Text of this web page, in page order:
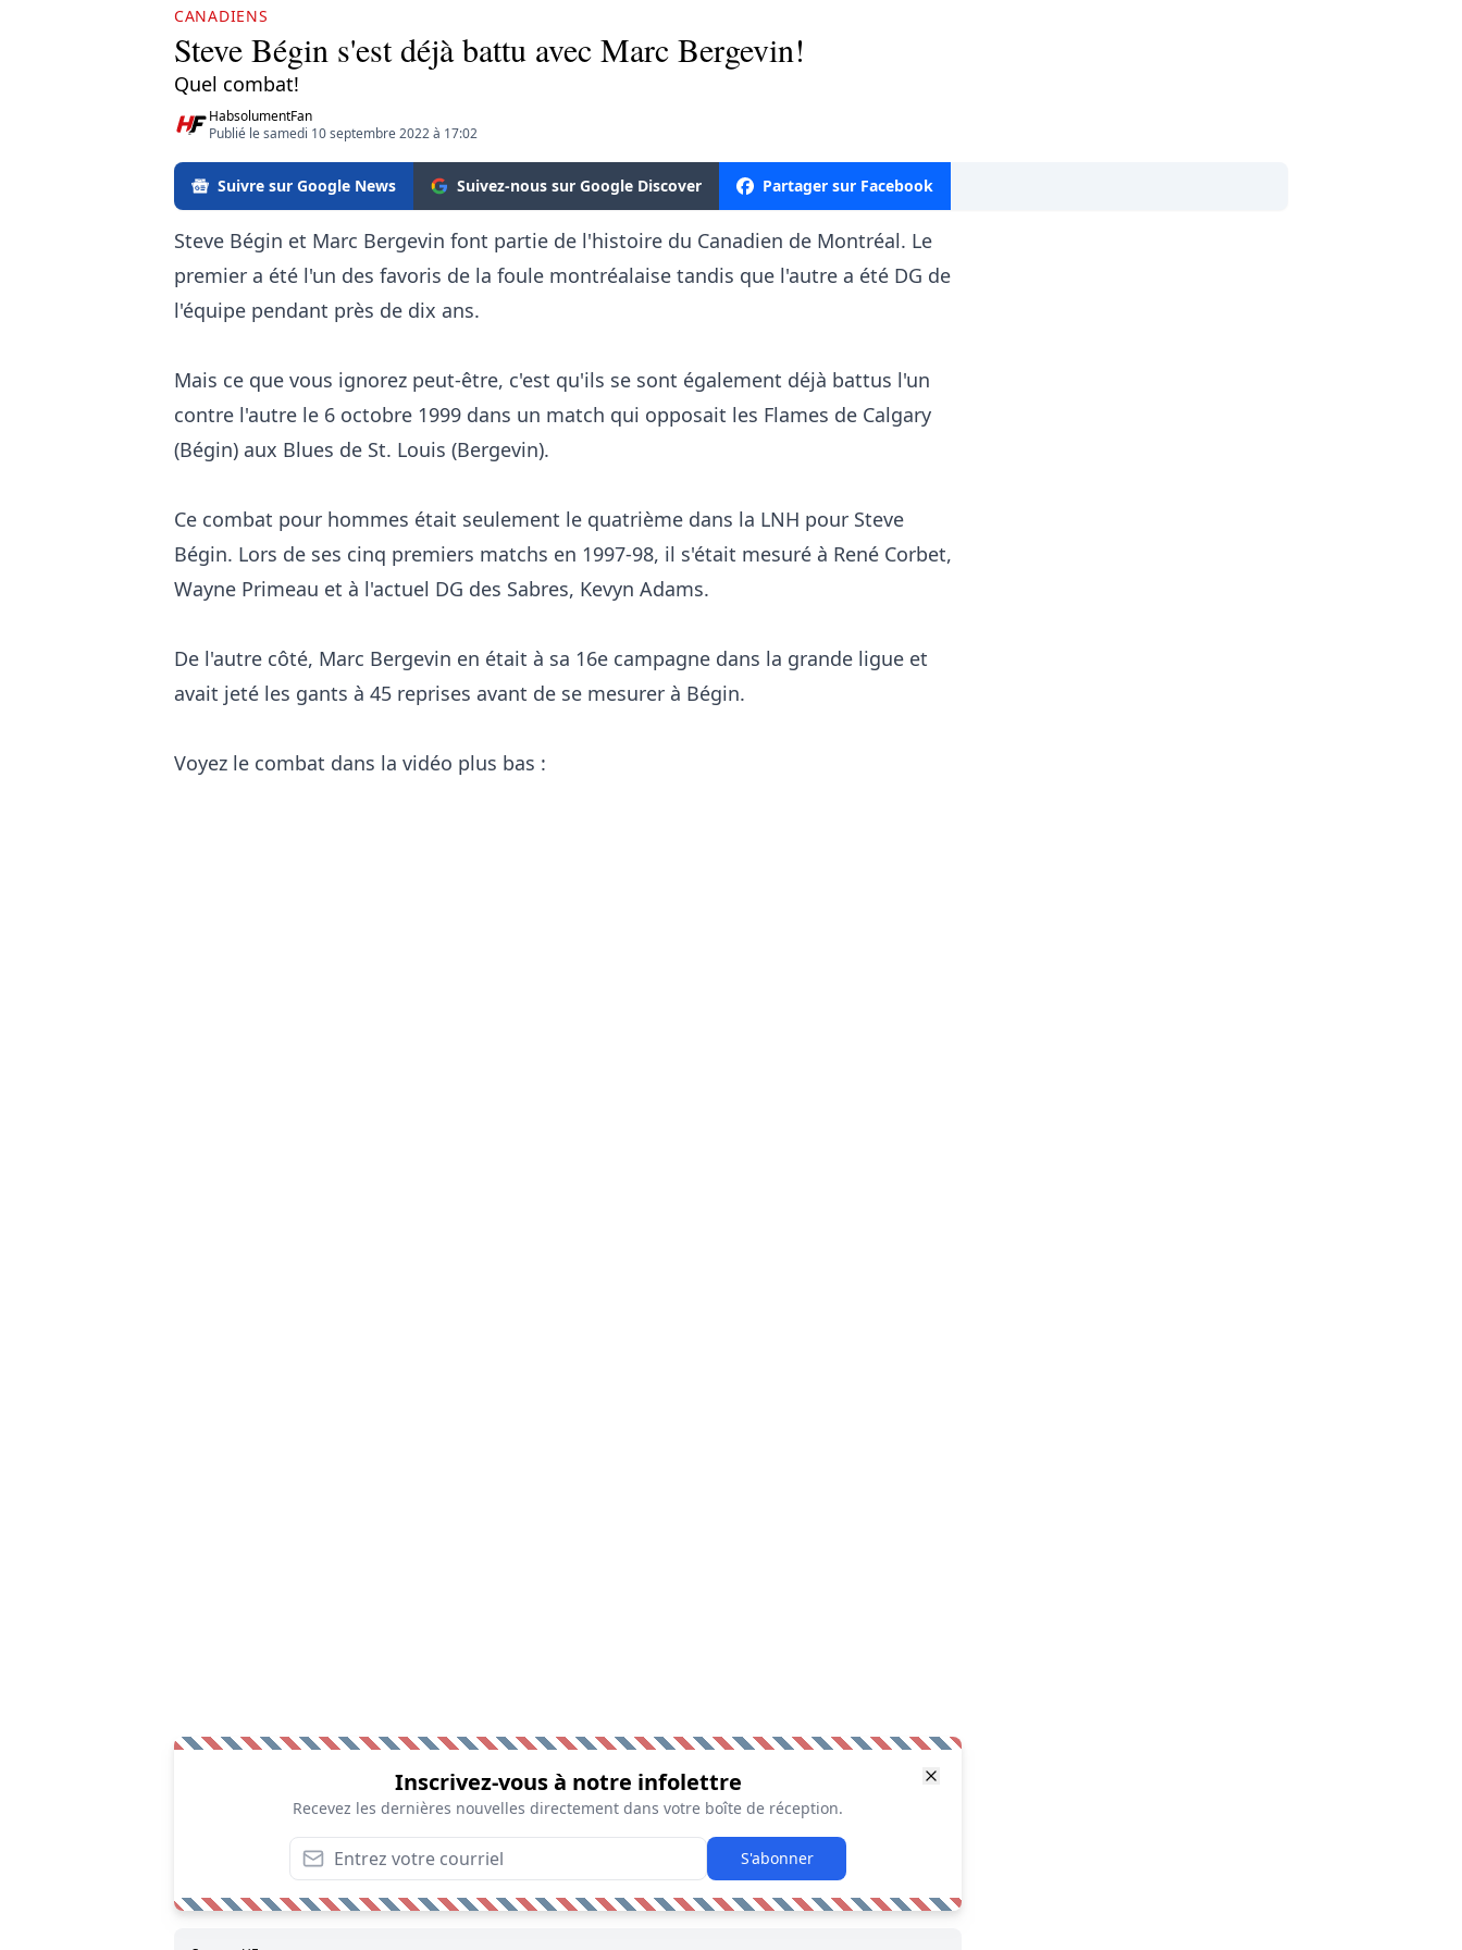
CANADIENS
Steve Bégin s'est déjà battu avec Marc Bergevin!
Quel combat!
HabsolumentFan
Publié le samedi 10 septembre 2022 à 17:02
Suivre sur Google News Suivez-nous sur Google Discover Partager sur Facebook
Steve Bégin et Marc Bergevin font partie de l'histoire du Canadien de Montréal. Le
premier a été l'un des favoris de la foule montréalaise tandis que l'autre a été DG de
l'équipe pendant près de dix ans.
Mais ce que vous ignorez peut-être, c'est qu'ils se sont également déjà battus l'un
contre l'autre le 6 octobre 1999 dans un match qui opposait les Flames de Calgary
(Bégin) aux Blues de St. Louis (Bergevin).
Ce combat pour hommes était seulement le quatrième dans la LNH pour Steve
Bégin. Lors de ses cinq premiers matchs en 1997-98, il s'était mesuré à René Corbet,
Wayne Primeau et à l'actuel DG des Sabres, Kevyn Adams.
De l'autre côté, Marc Bergevin en était à sa 16e campagne dans la grande ligue et
avait jeté les gants à 45 reprises avant de se mesurer à Bégin.
Voyez le combat dans la vidéo plus bas :
Inscrivez-vous à notre infolettre
Recevez les dernières nouvelles directement dans votre boîte de réception.
S'abonner